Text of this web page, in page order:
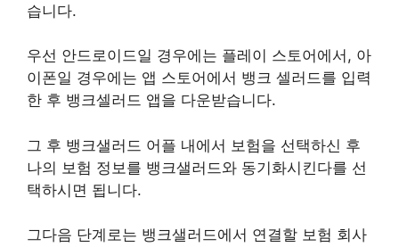
습니다.
우선 안드로이드일 경우에는 플레이 스토어에서, 아
이폰일 경우에는 앱 스토어에서 뱅크 셀러드를 입력
한 후 뱅크셀러드 앱을 다운받습니다.
그 후 뱅크샐러드 어플 내에서 보험을 선택하신 후
나의 보험 정보를 뱅크샐러드와 동기화시킨다를 선
택하시면 됩니다.
그다음 단계로는 뱅크샐러드에서 연결할 보험 회사